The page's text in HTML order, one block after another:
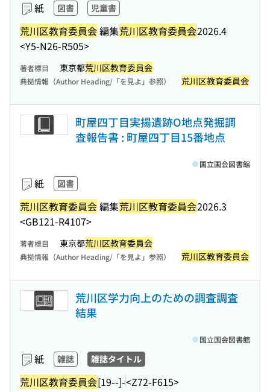
紙 図書 児童書
荒川区教育委員会編集荒川区教育委員会2026.4
<Y5-N26-R505>
著者標目 東京都荒川区教育委員会
典拠情報（Author Heading/「を見よ」参照） 荒川区教育委員会
町屋四丁目実揚遺跡O地点発掘調
査報告書 : 町屋四丁目15番地点
紙 図書
荒川区教育委員会編集荒川区教育委員会2026.3
<GB121-R4107>
国立国会図書館
著者標目 東京都荒川区教育委員会
典拠情報（Author Heading/「を見よ」参照） 荒川区教育委員会
荒川区学力向上のための調査調査
結果
紙 雑誌 雑誌タイトル
荒川区教育委員会[19--]-<Z72-F615>
国立国会図書館